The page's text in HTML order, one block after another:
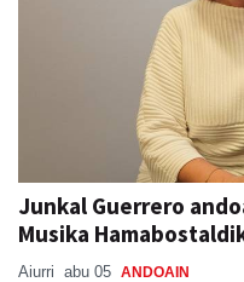
Junkal Guerrero
Musika
Aiurri abu 05 ANDOAIN